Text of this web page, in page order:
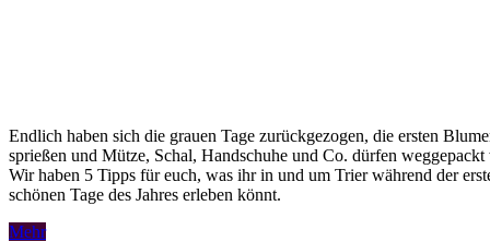
Endlich haben sich die grauen Tage zurückgezogen, die ersten
sprießen und Mütze, Schal, Handschuhe und Co. dürfen weggepackt
Wir haben 5 Tipps für euch, was ihr in und um Trier während der
schönen Tage des Jahres erleben könnt.
Mehr